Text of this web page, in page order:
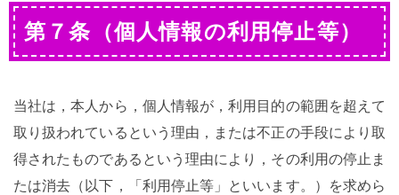
第７条（個人情報の利用停止等）
当社は，本人から，個人情報が，利用目的の範囲を超えて
取り扱われているという理由，または不正の手段により取
得されたものであるという理由により，その利用の停止ま
たは消去（以下，「利用停止等」といいます。）を求めら